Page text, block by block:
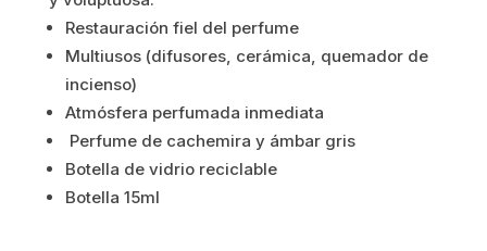
Restauración fiel del perfume
Multiusos (difusores, cerámica, quemador de
incienso)
Atmósfera perfumada inmediata
Perfumede cachemira y ámbar gris
Botella de vidrio reciclable
Botella 15ml